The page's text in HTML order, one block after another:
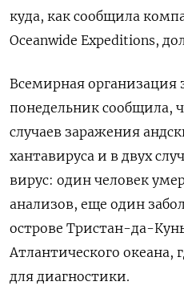
куда, ‌как сообщила
Oceanwide Expeditions,
Всемирная ​организация
понедельник сообщила,
случаев заражения
хантавируса и в двух
вирус: один человек
анализов, еще один
острове Тристан-да-
Атлантического океана,
для диагностики.